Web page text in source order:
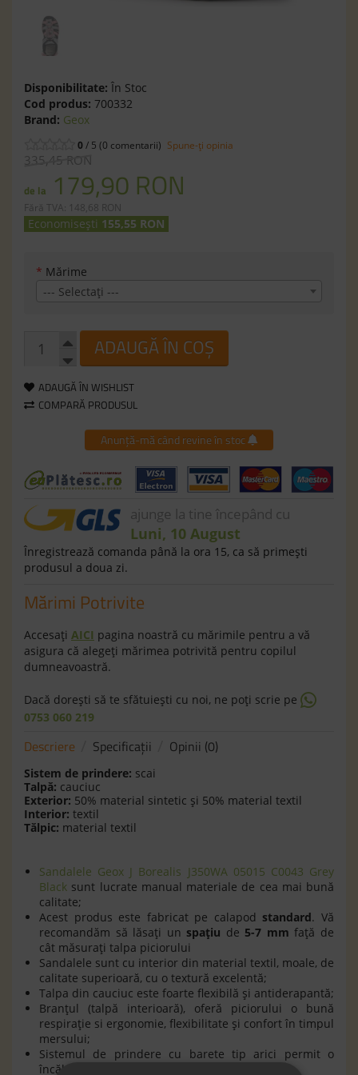
Disponibilitate: În Stoc
Cod produs: 700332
Brand: Geox
0/ 5 (0 comentarii) Spune-ţi opinia
335,45 RON
de la 179,90 RON
Fără TVA: 148,68 RON
Economisești 155,55 RON
* Mărime
--- Selectaţi ---
ADAUGĂ ÎN COȘ
ADAUGĂ ÎN WISHLIST
COMPARĂ PRODUSUL
Anunță-mă când revine în stoc
ajunge la tine începând cu
Luni, 10 August
Înregistrează comanda până la ora 15, ca să primeşti
produsul a doua zi.
Mărimi Potrivite
Accesaţi AICI pagina noastră cu mărimile pentru a vă
asigura că alegeţi mărimea potrivită pentru copilul
dumneavoastră.
Dacă doreşti să te sfătuieşti cu noi, ne poţi scrie pe
0753 060 219
Descriere Specificaţii Opinii (0)
Sistem de prindere: scai
Talpă: cauciuc
Exterior: 50% material sintetic şi 50% material textil
Interior: textil
Tălpic: material textil
Sandalele Geox J Borealis J350WA 05015 C0043 Grey
Black sunt lucrate manual materiale de cea mai bună
calitate;
Acest produs este fabricat pe calapod standard. Vă
recomandăm să lăsaţi un spaţiu de 5-7 mmfaţă de
cât măsuraţi talpa piciorului
Sandalele sunt cu interior din material textil, moale, de
calitate superioară, cu o textură excelentă;
Talpa din cauciuc este foarte flexibilă şi antiderapantă;
Branţul (talpă interioară), oferă piciorului o bună
respiraţie si ergonomie, flexibilitate şi confort în timpul
mersului;
Sistemul de prindere cu barete tip arici permit o
încălţare rapidă a copilului;